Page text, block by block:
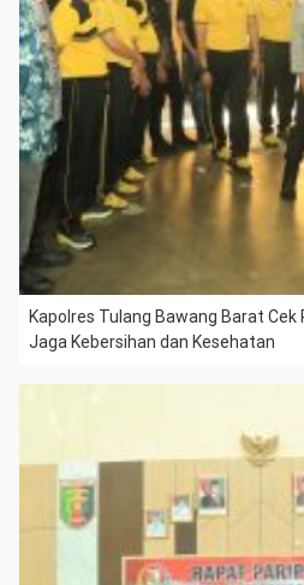
Kapolres Tulang Bawang Barat
Jaga Kebersihan dan Kesehatan